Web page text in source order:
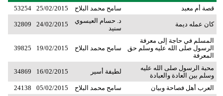
قصة أم معبد سامح محمد البلاح 25/02/2015
53254
كان عمله ديمة
د. حسام العيسوي
سنيد
24/02/2015
32809
المسلم في حاجة إلى معرفة
الرسول صلى الله عليه وسلم حق
المعرفة
سامح محمد البلاح 19/02/2015
39825
محبة الرسول صلى الله عليه
وسلم بين العادة والعبادة
لطيفة أسير 16/02/2015
34869
العرب أهل فصاحة وبيان سامح محمد البلاح 05/02/2015
24138